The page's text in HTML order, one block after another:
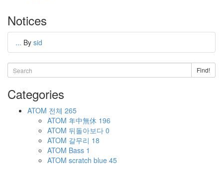
Notices
... By sid
Find!
Categories
ATOM 전체 265
ATOM 年中無休 196
ATOM 뒤돌아보다 0
ATOM 갈무리 18
ATOM Bass 1
ATOM scratch blue 45